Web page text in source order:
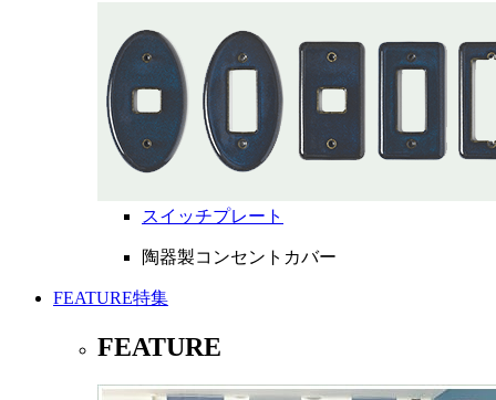
スイッチプレート
陶器製コンセントカバー
FEATURE特集
FEATURE